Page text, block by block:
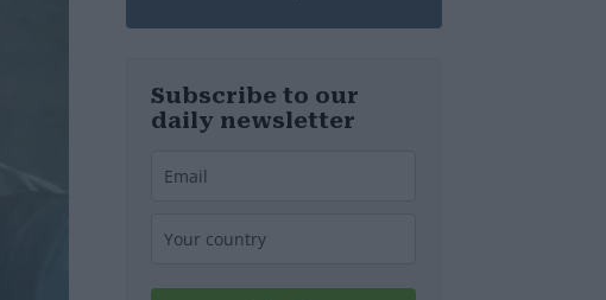
Festival in
Subscribe to our
daily newsletter